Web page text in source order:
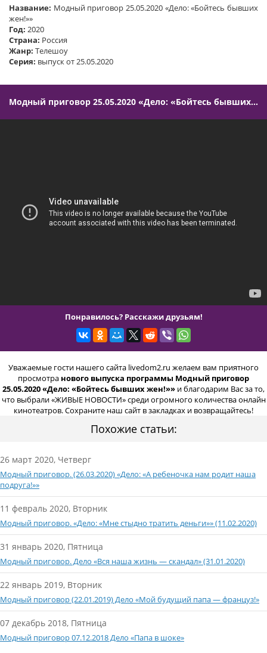
Название: Модный приговор 25.05.2020 «Дело: «Бойтесь бывших
жен!»»
Год: 2020
Страна: Россия
Жанр: Телешоу
Серия: выпуск от 25.05.2020
Модный приговор 25.05.2020 «Дело: «Бойтесь бывших жен!»»
Понравилось? Расскажи друзьям!
Уважаемые гости нашего сайта livedom2.ru желаем вам приятного
просмотра нового выпуска программы Модный приговор
25.05.2020 «Дело: «Бойтесь бывших жен!»» и благодарим Вас за то,
что выбрали «ЖИВЫЕ НОВОСТИ» среди огромного количества онлайн
кинотеатров. Сохраните наш сайт в закладках и возвращайтесь!
Похожие статьи:
26 март 2020, Четверг
Модный приговор. (26.03.2020) «Дело: «А ребеночка нам родит наша
подруга!»»
11 февраль 2020, Вторник
Модный приговор. «Дело: «Мне стыдно тратить деньги»» (11.02.2020)
31 январь 2020, Пятница
Модный приговор. Дело «Вся наша жизнь — скандал» (31.01.2020)
22 январь 2019, Вторник
Модный приговор (22.01.2019) Дело «Мой будущий папа — француз!»
07 декабрь 2018, Пятница
Модный приговор 07.12.2018 Дело «Папа в шоке»